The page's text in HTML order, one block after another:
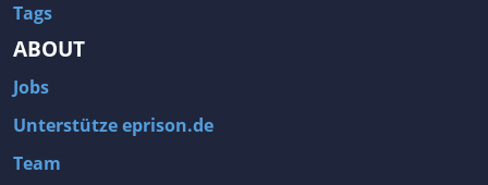
Tags
ABOUT
Jobs
Unterstütze eprison.de
Team